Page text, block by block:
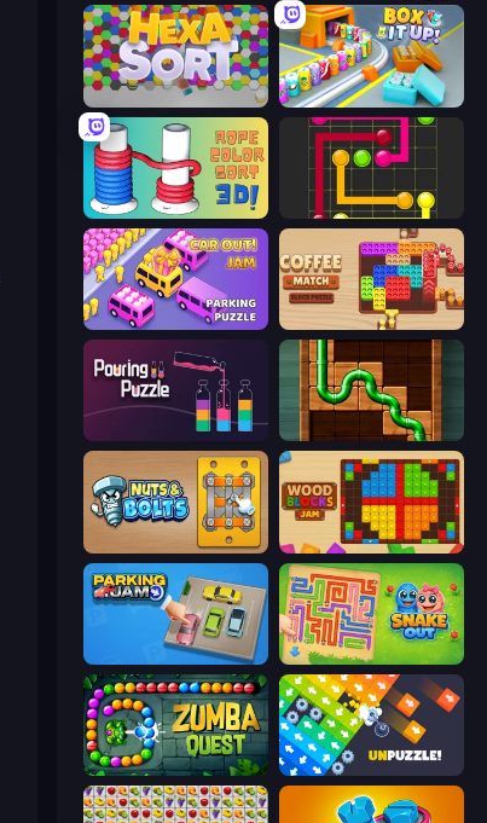
Box It Up
Rope Color Sort 3D Flow Mania
Car OUT! Jam Parking Puzzle
Pipe Puzzle
Nuts & Bolts: Unscrew Puzzle Wood Blocks Jam
Snake Out: Maze Escape
Zumba Quest